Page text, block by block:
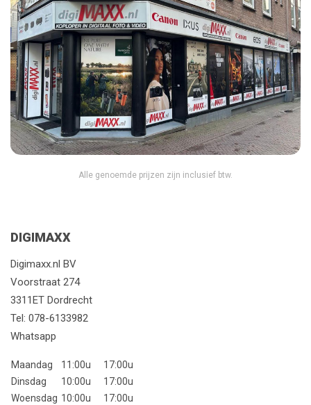
Alle genoemde prijzen zijn inclusief btw.
DIGIMAXX
Digimaxx.nl BV
Voorstraat 274
3311ET Dordrecht
Tel: 078-6133982
Whatsapp
Maandag 11:00u
17:00u
Dinsdag
10:00u
17:00u
Woensdag 10:00u
17:00u